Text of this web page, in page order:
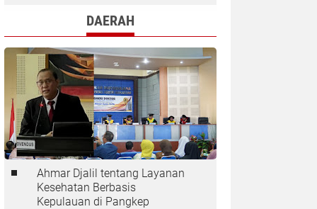
Desa KalolingDAERAH
Ahmar Djalil tentang Layanan
Kesehatan Berbasis
Kepulauan di Pangkep